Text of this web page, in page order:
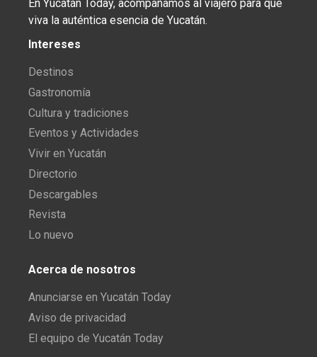
En Yucatán Today, acompañamos al viajero para que
viva la auténtica esencia de Yucatán.
Intereses
Destinos
Gastronomía
Cultura y tradiciones
Eventos y Actividades
Vivir en Yucatán
Directorio
Descargables
Revista
Lo nuevo
Acerca de nosotros
Anunciarse en Yucatán Today
Aviso de privacidad
El equipo de Yucatán Today